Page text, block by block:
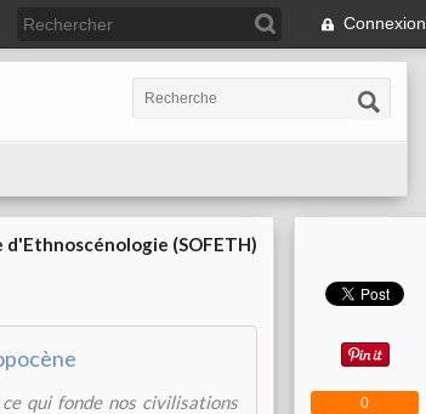
Connexion
d'Ethnoscénologie (SOFETH)
qui fonde nos civilisations
0